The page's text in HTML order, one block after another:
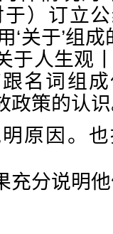
于）订立
‘关于’组
于人生观
名词组
政策的认
原因。
分说明